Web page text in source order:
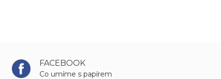
FACEBOOK
Co umíme s papírem